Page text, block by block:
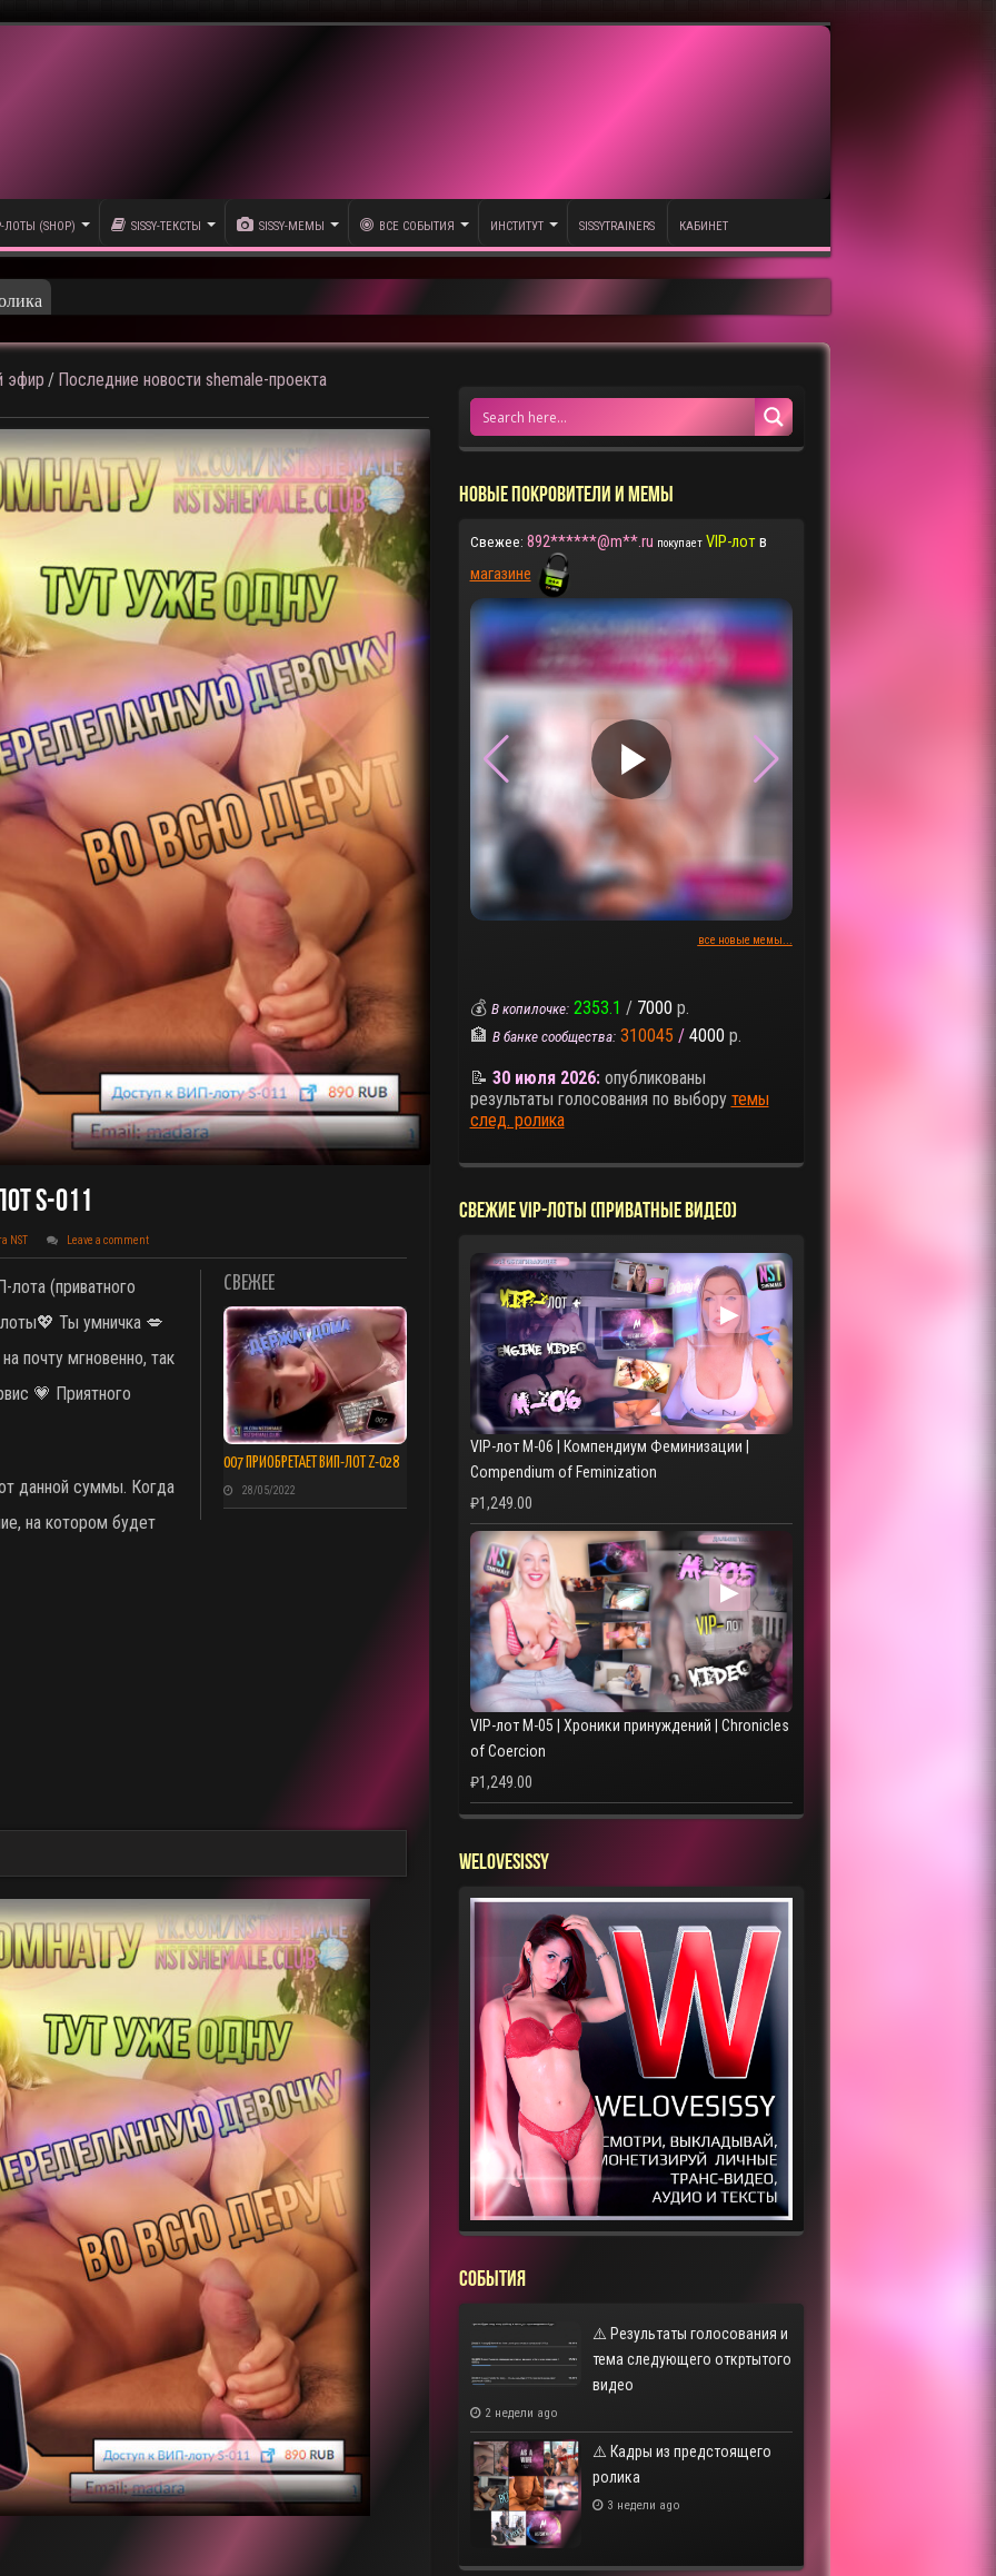
ЛОТЫ (SHOP) SISSY-ТЕКСТЫ SISSY-МЕМЫ ВСЕ СОБЫТИЯ ИНСТИТУТ SISSYTRAINERS КАБИНЕТ
эфир / Последние новости shemale-проекта
S-011
NST Leave a comment
СВЕЖЕЕ
007 ПРИОБРЕТАЕТ ВИП-ЛОТ Z-028
28/05/2022
лота (приватного
💖 Ты умничка 💋
почту мгновенно, так
💗 Приятного
данной суммы. Когда
на котором будет
НОВЫЕ ПОКРОВИТЕЛИ И МЕМЫ
Свежее: 892******@m**.ru покупает VIP-лотв
магазине
▶
все новые мемы...
💰 В копилочке: 2353.1 / 7000 р.
🏦 В банке сообщества: 310045 / 4000 р.
📝 30 июля 2026:опубликованы
результаты голосования по выбору темы
след. ролика
СВЕЖИЕ VIP-ЛОТЫ (ПРИВАТНЫЕ ВИДЕО)
▶
VIP-лот M-06 | Компендиум Феминизации |
Compendium of Feminization
₽1,249.00
▶
VIP-лот M-05 | Хроники принуждений | Chronicles
of Coercion
₽1,249.00
WELOVESISSY
СОБЫТИЯ
⚠️ Результаты голосования и
тема следующего откртытого
видео
2 недели ago
⚠️ Кадры из предстоящего
ролика
3 недели ago